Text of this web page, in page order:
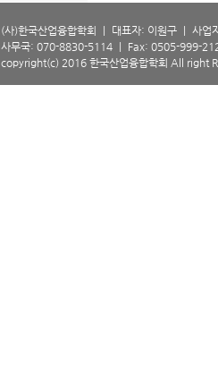
(사)한국산업융합학회 ㅣ 대표자: 이원구 ㅣ 사
사무국: 070-8830-5114 ㅣ Fax: 0505-999-
copyright(c) 2016 한국산업융합학회 All right